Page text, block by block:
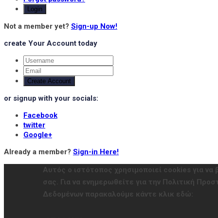
Login
Not a member yet? Sign-up Now!
create Your Account today
Create Account
or signup with your socials:
Facebook
twitter
Google+
Already a member? Sign-in Here!
Αυτός ο ιστότοπος χρησιμοποιεί cookies για να
σας. Για να ενημερωθείτε για την Πολιτική
Δεδομένων παρακαλούμε κάντε κλικ εδώ: